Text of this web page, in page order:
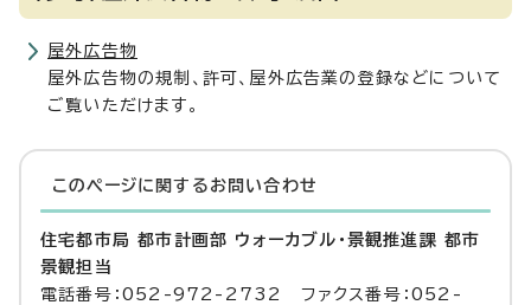
屋外広告物
屋外広告物の規制、許可、屋外広告業の登録などについて
ご覧いただけます。
このページに関する お問い合わせ
住宅都市局 都市計画部 ウォーカブル・景観推進課 都市
景観担当
電話番号：052-972-2732 ファクス番号：052-